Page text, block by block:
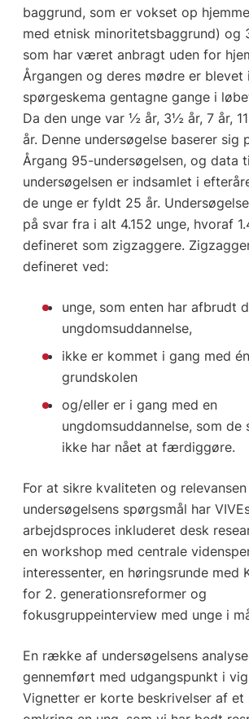
baggrund, som er vokset op
med etnisk minoritetsbaggrund) og
som har været anbragt uden for
Årgangen og deres mødre er blevet
spørgeskema gentagne gange i
Da den unge var ½ år, 3½ år, 7 år,
år. Denne undersøgelse baserer sig
Årgang 95-undersøgelsen, og data
undersøgelsen er indsamlet i
de unge er fyldt 25 år.
på svar fra i alt 4.152 unge, hvoraf
defineret som zigzaggere.
defineret ved:
unge, som enten har afbrudt
ungdomsuddannelse,
ikke er kommet i gang med
grundskolen
og/eller er i gang med en
ungdomsuddannelse, som de
ikke har nået at færdiggøre.
For at sikre kvaliteten og
undersøgelsens spørgsmål har
arbejdsproces inkluderet desk
en workshop med centrale
interessenter, en høringsrunde med
for 2. generationsreformer og
fokusgruppeinterview med unge i
En række af undersøgelsens
gennemført med udgangspunkt i
Vignetter er korte beskrivelser af et